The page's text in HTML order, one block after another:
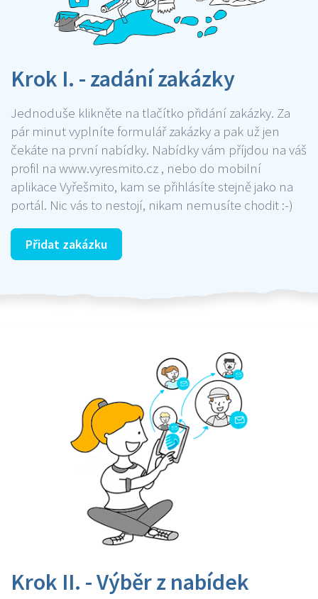
Krok I. - zadání zakázky
Jednoduše klikněte na tlačítko přidání zakázky. Za
pár minut vyplníte formulář zakázky a pak už jen
čekáte na první nabídky. Nabídky vám příjdou na váš
profil na www.vyresmito.cz , nebo do mobilní
aplikace Vyřešmito, kam se přihlásíte stejně jako na
portál. Nic vás to nestojí, nikam nemusíte chodit :-)
Přidat zakázku
Krok II. - Výběr z nabídek